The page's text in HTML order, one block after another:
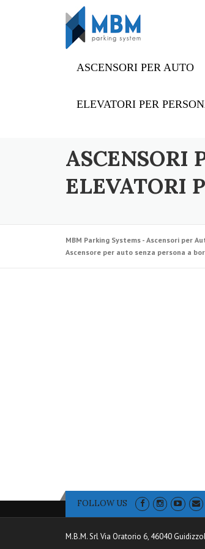
ASCENSORI PER AUTO
ELEVATORI PER
ASCENSORI
ELEVATORI
MBM Parking Systems - Ascensori per
Ascensore per auto senza persona a
FOLLOW US
M.B.M. Srl Via Oratorio 6, 46040